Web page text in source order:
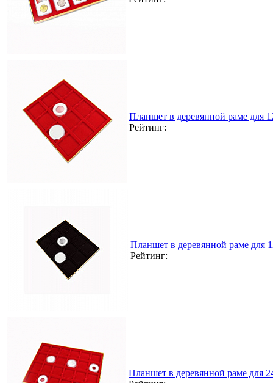
Планшет в деревянной раме
Рейтинг:
Планшет в деревянной раме
Рейтинг:
Планшет в деревянной раме